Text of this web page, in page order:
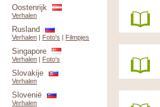
Oostenrijk
Verhalen
Rusland
Verhalen | Foto's | Filmpjes
Singapore
Verhalen | Foto's
Slovakije
Verhalen
Slovenië
Verhalen